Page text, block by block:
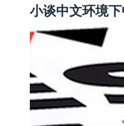
小谈中文环境